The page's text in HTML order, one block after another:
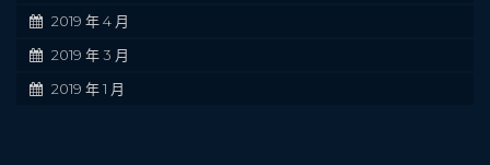
2019 年 4 月
2019 年 3 月
2019 年 1 月